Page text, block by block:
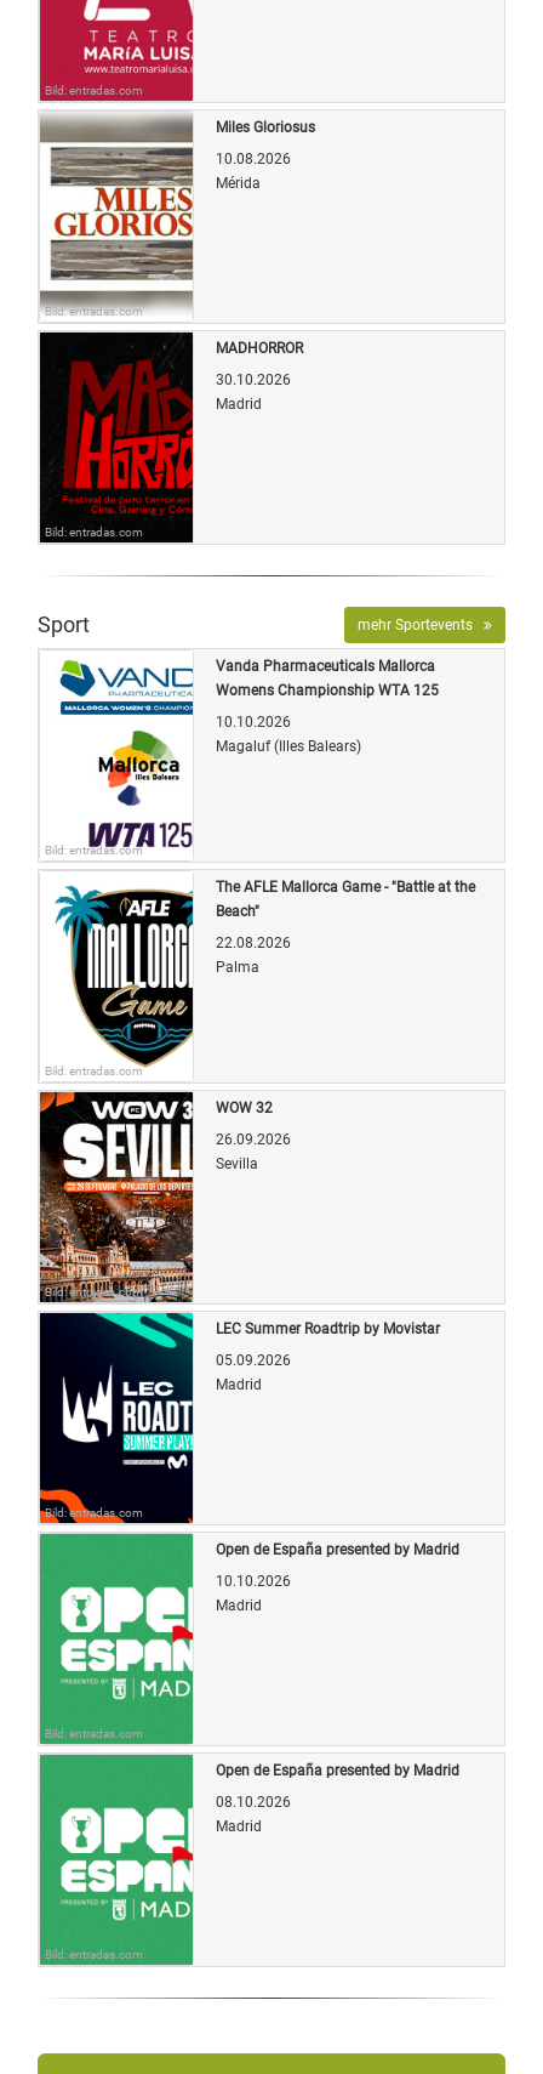
Bild: entradas.com
Bild: entradas.com
Miles Gloriosus
10.08.2026
Mérida
Bild: entradas.com
MADHORROR
30.10.2026
Madrid
Sport mehr Sportevents
Bild: entradas.com
Vanda Pharmaceuticals Mallorca
Womens Championship WTA 125
10.10.2026
Magaluf (Illes Balears)
Bild: entradas.com
The AFLE Mallorca Game - "Battle at the
Beach"
22.08.2026
Palma
Bild: entradas.com
WOW 32
26.09.2026
Sevilla
Bild: entradas.com
LEC Summer Roadtrip by Movistar
05.09.2026
Madrid
Bild: entradas.com
Open de España presented by Madrid
10.10.2026
Madrid
Bild: entradas.com
Open de España presented by Madrid
08.10.2026
Madrid